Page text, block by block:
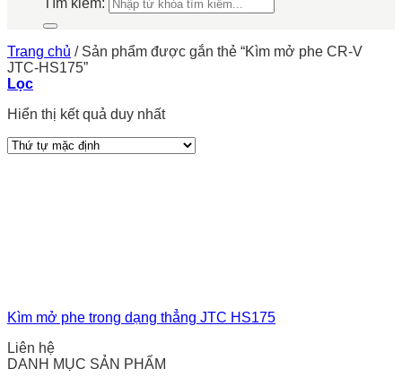
Tìm kiếm:
Trang chủ /Sản phẩm được gắn thẻ “Kìm mở phe CR-V
JTC-HS175”
Lọc
Hiển thị kết quả duy nhất
Kìm mở phe trong dạng thẳng JTC HS175
Liên hệ
DANH MỤC SẢN PHẨM